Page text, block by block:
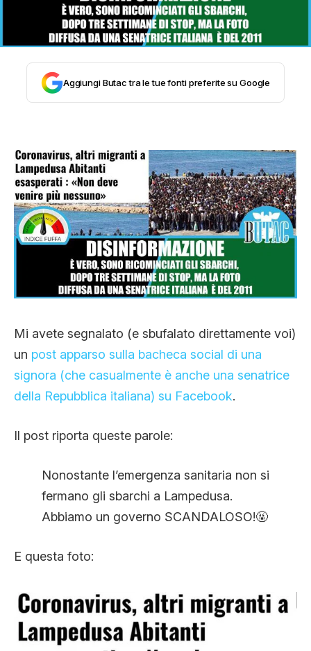
INTRATTENIMENTO
COMPLOTTI, LEGGENDE URBANE ED
EVERGREEN
EDITORIALI
TRUFFE E SOCIAL NETWORK
CLIMA ED ENERGIA
CHI SIAMO
Aggiungi Butac tra le tue fonti preferite su Google
Mi avete segnalato (e sbufalato direttamente voi)
un post apparso sulla bacheca social di una
signora (che casualmente è anche una senatrice
della Repubblica italiana) su Facebook.
Il post riporta queste parole:
Nonostante l’emergenza sanitaria non si
fermano gli sbarchi a Lampedusa.
Abbiamo un governo SCANDALOSO!🤬
E questa foto: